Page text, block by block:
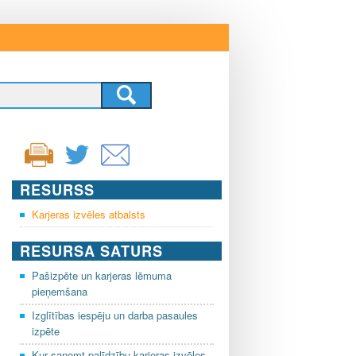
RESURSS
Karjeras izvēles atbalsts
RESURSA SATURS
Pašizpēte un karjeras lēmuma
pieņemšana
Izglītības iespēju un darba pasaules
izpēte